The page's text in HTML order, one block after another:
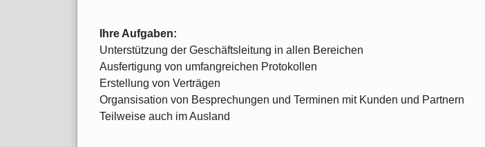
Ihre Aufgaben:
Unterstützung der Geschäftsleitung in allen Bereichen
Ausfertigung von umfangreichen Protokollen
Erstellung von Verträgen
Organsisation von Besprechungen und Terminen mit Kunden und Partnern
Teilweise auch im Ausland